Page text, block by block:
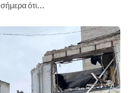
σήμερα ότι...